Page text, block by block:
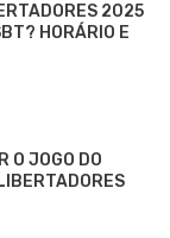
2025
HORÁRIO E
O JOGO DO